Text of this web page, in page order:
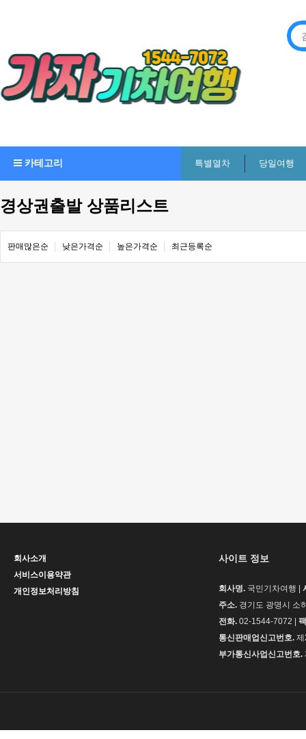
카테고리 특별열차 당일여행
경상권출발 상품리스트
판매많은순 낮은가격순 높은가격순 최근등록순
회사소개
서비스이용약관
개인정보처리방침
사이트 정보
회사명. 국민기차여행 |
주소. 경기도 광명시 소
전화. 02-1544-7072 |
통신판매업신고번호.
부가통신사업신고번호.